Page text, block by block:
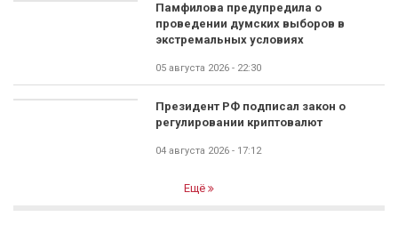
Памфилова предупредила о
проведении думских выборов в
экстремальных условиях
05 августа 2026 - 22:30
Президент РФ подписал закон о
регулировании криптовалют
04 августа 2026 - 17:12
Ещё